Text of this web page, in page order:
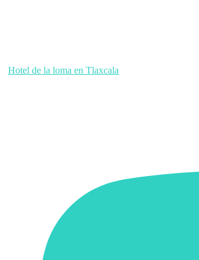
Hotel de la loma en Tlaxcala